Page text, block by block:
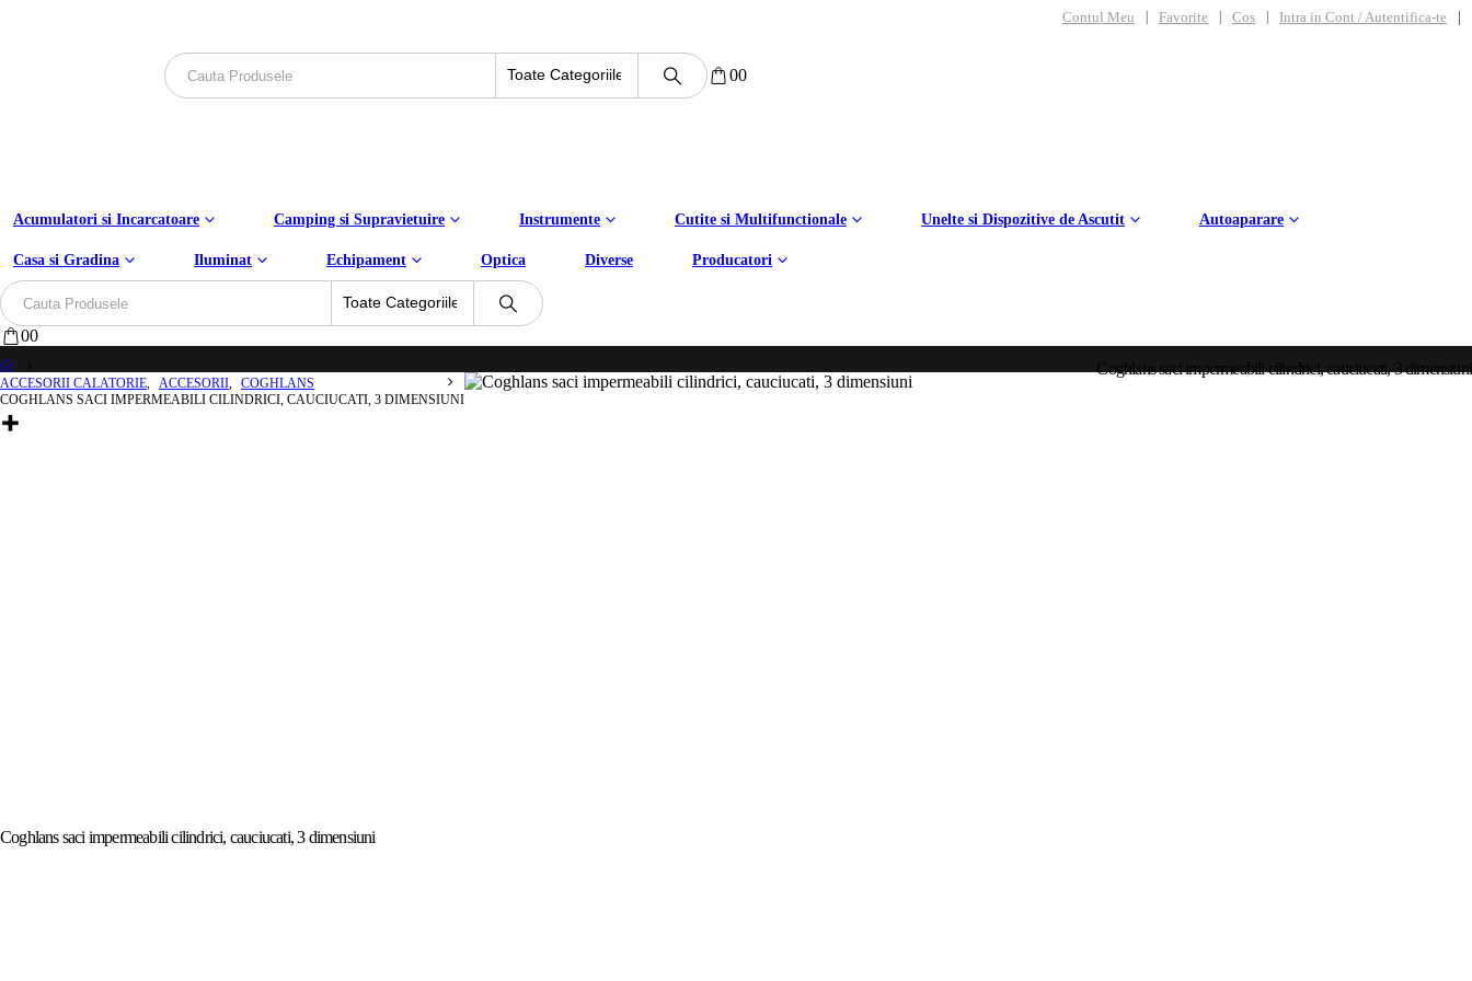
Contul Meu Favorite Cos Intra in Cont / Autentifica-te |
00
Acumulatori si Incarcatoare Camping si Supravietuire Instrumente Cutite si Multifunctionale Unelte si Dispozitive de Ascutit Autoaparare
Casa si Gradina Iluminat Echipament Optica Diverse Producatori
00
Coghlans saci impermeabili cilindrici, cauciucati, 3 dimensiuni
ACCESORII CALATORIE, ACCESORII, COGHLANS
COGHLANS SACI IMPERMEABILI CILINDRICI, CAUCIUCATI, 3 DIMENSIUNI
Coghlans saci impermeabili cilindrici, cauciucati, 3 dimensiuni